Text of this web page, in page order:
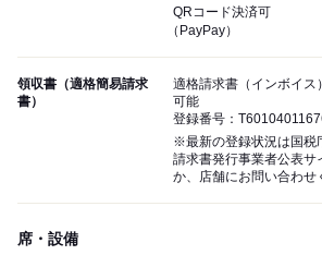
QRコード決済可
（PayPay）
領収書（適格簡易請求
書）
適格請求書（インボイス
可能
登録番号：
※最新の登録状況は国税
請求書発行事業者公表サ
か、店舗にお問い合わせ
席・設備